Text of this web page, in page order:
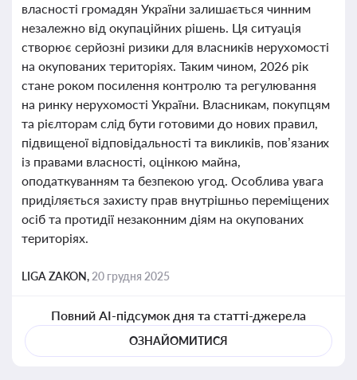
власності громадян України залишається чинним
незалежно від окупаційних рішень. Ця ситуація
створює серйозні ризики для власників нерухомості
на окупованих територіях. Таким чином, 2026 рік
стане роком посилення контролю та регулювання
на ринку нерухомості України. Власникам, покупцям
та рієлторам слід бути готовими до нових правил,
підвищеної відповідальності та викликів, пов’язаних
із правами власності, оцінкою майна,
оподаткуванням та безпекою угод. Особлива увага
приділяється захисту прав внутрішньо переміщених
осіб та протидії незаконним діям на окупованих
територіях.
LIGA ZAKON, 20 грудня 2025
Повний AI-підсумок дня та статті-джерела
ОЗНАЙОМИТИСЯ